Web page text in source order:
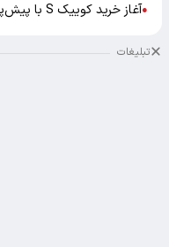
●آغاز خرید کوییک S با پیش‌پرداخت ۴۹۹ میلیونی
تبلیغات